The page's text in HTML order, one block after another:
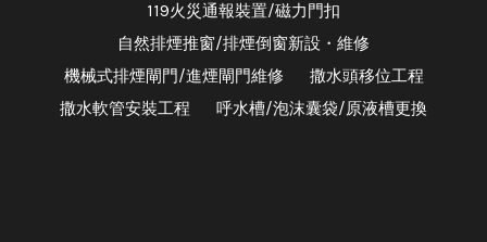
119火災通報裝置/磁力門扣
自然排煙推窗/排煙倒窗新設・維修
機械式排煙閘門/進煙閘門維修
撒水頭移位工程
撒水軟管安裝工程
呼水槽/泡沫囊袋/原液槽更換